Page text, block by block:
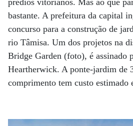
bastante. A prefeitura da capital
concurso para a construção de
rio Tâmisa. Um dos projetos na
Bridge Garden (foto), é assinado
Heartherwick. A ponte-jardim de
comprimento tem custo estimado